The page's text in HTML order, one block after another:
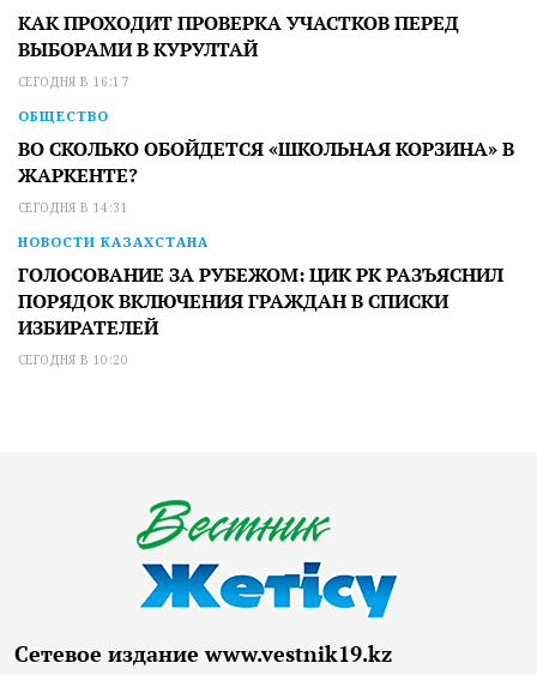
КАК ПРОХОДИТ ПРОВЕРКА УЧАСТКОВ ПЕРЕД
ВЫБОРАМИ В КУРУЛТАЙ
СЕГОДНЯ В 16:17
ОБЩЕСТВО
ВО СКОЛЬКО ОБОЙДЕТСЯ «ШКОЛЬНАЯ КОРЗИНА» В
ЖАРКЕНТЕ?
СЕГОДНЯ В 14:31
НОВОСТИ КАЗАХСТАНА
ГОЛОСОВАНИЕ ЗА РУБЕЖОМ: ЦИК РК РАЗЪЯСНИЛ
ПОРЯДОК ВКЛЮЧЕНИЯ ГРАЖДАН В СПИСКИ
ИЗБИРАТЕЛЕЙ
СЕГОДНЯ В 10:20
Сетевое издание www.vestnik19.kz